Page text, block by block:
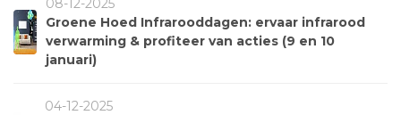
08-12-2025
Groene Hoed Infrarooddagen: ervaar infrarood
verwarming & profiteer van acties (9 en 10
januari)
04-12-2025